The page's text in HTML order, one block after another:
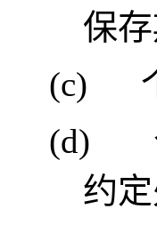
保存
(c)
(d)
约